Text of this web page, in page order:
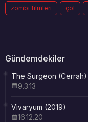
zombi filmleri çöl
Gündemdekiler
The Surgeon
9.3.13
Vivaryum (2019)
16.12.20